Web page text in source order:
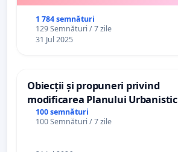
1 784 semnături
129 Semnături / 7 zile
31 Jul 2025
Obiecții și propuneri privind
modificarea Planului Urbanistic
General al orașului Ialoveni
100 semnături
100 Semnături / 7 zile